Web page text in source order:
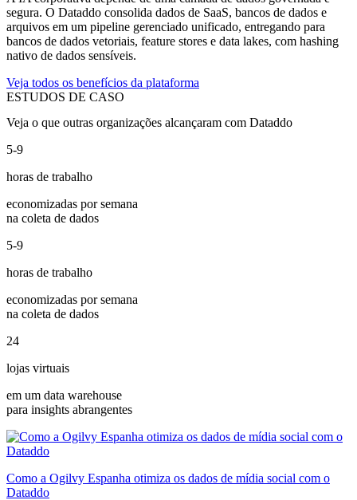
segura. O Dataddo consolida dados de SaaS, bancos de dados e
arquivos em um pipeline gerenciado unificado, entregando para
bancos de dados vetoriais, feature stores e data lakes, com hashing
nativo de dados sensíveis.
Veja todos os benefícios da plataforma
ESTUDOS DE CASO
Veja o que outras organizações alcançaram com Dataddo
5-9
horas de trabalho
economizadas por semana
na coleta de dados
5-9
horas de trabalho
economizadas por semana
na coleta de dados
24
lojas virtuais
em um data warehouse
para insights abrangentes
Como a Ogilvy Espanha otimiza os dados de mídia social com o
Dataddo